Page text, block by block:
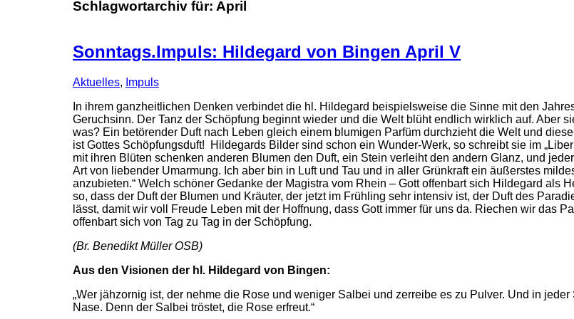
Schlagwortarchiv für: April
Sonntags.Impuls: Hildegard von Bingen April V
Aktuelles, Impuls
In ihrem ganzheitlichen Denken verbindet die hl. Hildegard beispielsweise die Sinne mit den
Geruchsinn. Der Tanz der Schöpfung beginnt wieder und die Welt blüht endlich wirklich auf. Aber
was? Ein betörender Duft nach Leben gleich einem blumigen Parfüm durchzieht die Welt und
ist Gottes Schöpfungsduft! Hildegards Bilder sind schon ein Wunder-Werk, so schreibt sie im
mit ihren Blüten schenken anderen Blumen den Duft, ein Stein verleiht den andern Glanz, und
Art von liebender Umarmung. Ich aber bin in Luft und Tau und in aller Grünkraft ein äußerstes
anzubieten.“ Welch schöner Gedanke der Magistra vom Rhein – Gott offenbart sich Hildegard als
so, dass der Duft der Blumen und Kräuter, der jetzt im Frühling sehr intensiv ist, der Duft des
lässt, damit wir voll Freude Leben mit der Hoffnung, dass Gott immer für uns da. Riechen wir das
offenbart sich von Tag zu Tag in der Schöpfung.
(Br. Benedikt Müller OSB)
Aus den Visionen der hl. Hildegard von Bingen:
„Wer jähzornig ist, der nehme die Rose und weniger Salbei und zerreibe es zu Pulver. Und in
Nase. Denn der Salbei tröstet, die Rose erfreut.“